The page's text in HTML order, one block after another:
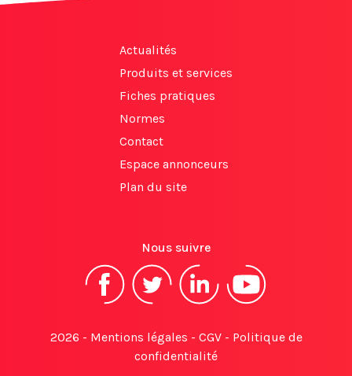
Actualités
Produits et services
Fiches pratiques
Normes
Contact
Espace annonceurs
Plan du site
Nous suivre
2026 - Mentions légales - CGV- Politique de
confidentialité